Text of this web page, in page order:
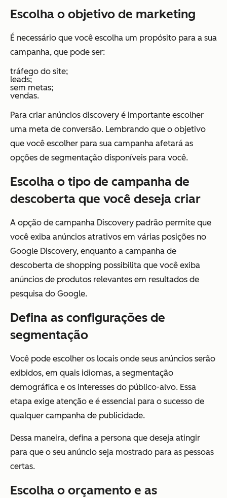
Escolha o objetivo de marketing
É necessário que você escolha um propósito para a sua
campanha, que pode ser:
tráfego do site;
leads;
sem metas;
vendas.
Para criar anúncios discovery é importante escolher
uma meta de conversão. Lembrando que o objetivo
que você escolher para sua campanha afetará as
opções de segmentação disponíveis para você.
Escolha o tipo de campanha de
descoberta que você deseja criar
A opção de campanha Discovery padrão permite que
você exiba anúncios atrativos em várias posições no
Google Discovery, enquanto a campanha de
descoberta de shopping possibilita que você exiba
anúncios de produtos relevantes em resultados de
pesquisa do Google.
Defina as configurações de
segmentação
Você pode escolher os locais onde seus anúncios serão
exibidos, em quais idiomas, a segmentação
demográfica e os interesses do público-alvo. Essa
etapa exige atenção e é essencial para o sucesso de
qualquer campanha de publicidade.
Dessa maneira, defina a persona que deseja atingir
para que o seu anúncio seja mostrado para as pessoas
certas.
Escolha o orçamento e as